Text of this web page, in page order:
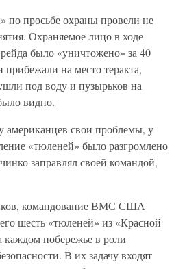
по просьбе охраны провели не
Охраняемое лицо в ходе
было «уничтожено» за 40
прибежали на место теракта,
под воду и пузырьков на
видно.
американцев свои проблемы, у
«тюленей» было разгромлено
заправлял своей командой,
командование ВМС США
шесть «тюленей» из «Красной
побережье в роли
В их задачу входят